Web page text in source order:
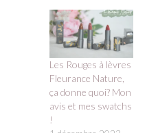
Les Rouges à lèvres
Fleurance Nature,
ça donne quoi? Mon
avis et mes swatchs
!